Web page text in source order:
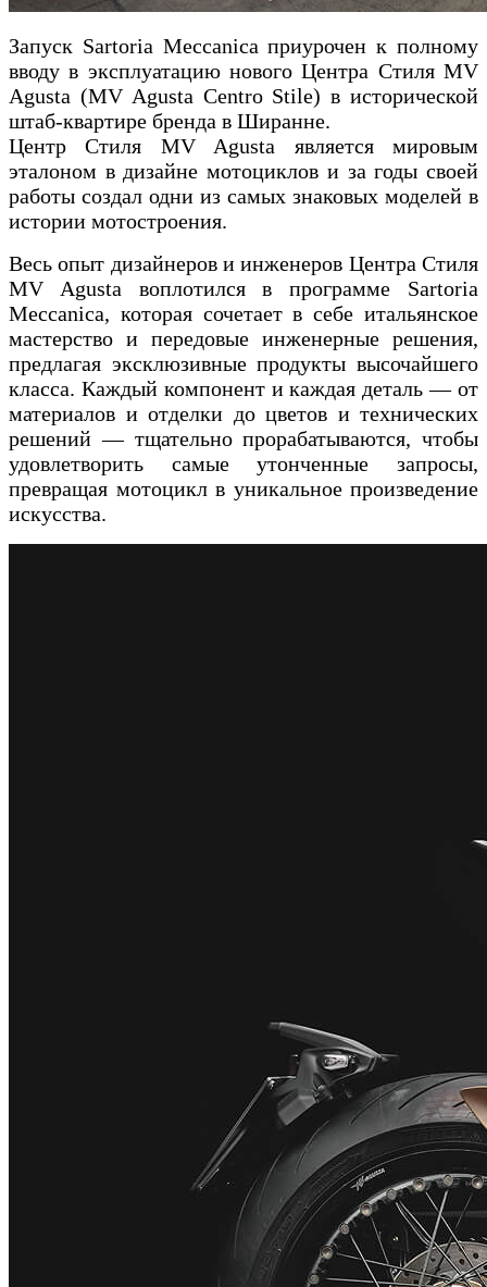
Запуск Sartoria Meccanica приурочен к полному
вводу в эксплуатацию нового Центра Стиля MV
Agusta (MV Agusta Centro Stile) в исторической
штаб-квартире бренда в Ширанне.
Центр Стиля MV Agusta является мировым
эталоном в дизайне мотоциклов и за годы своей
работы создал одни из самых знаковых моделей в
истории мотостроения.
Весь опыт дизайнеров и инженеров Центра Стиля
MV Agusta воплотился в программе Sartoria
Meccanica, которая сочетает в себе итальянское
мастерство и передовые инженерные решения,
предлагая эксклюзивные продукты высочайшего
класса. Каждый компонент и каждая деталь — от
материалов и отделки до цветов и технических
решений — тщательно прорабатываются, чтобы
удовлетворить самые утонченные запросы,
превращая мотоцикл в уникальное произведение
искусства.